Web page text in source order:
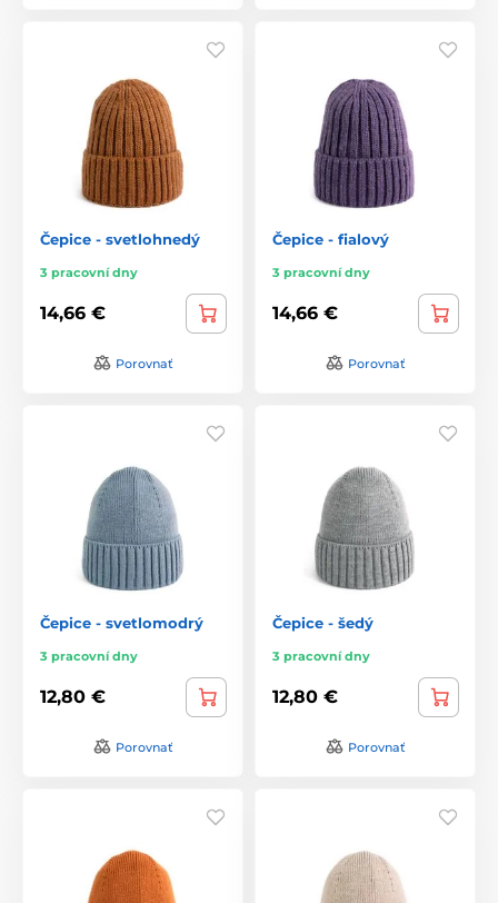
Čepice - svetlohnedý
3 pracovní dny
14,66 €
Porovnať
Čepice - fialový
3 pracovní dny
14,66 €
Porovnať
Čepice - svetlomodrý
3 pracovní dny
12,80 €
Porovnať
Čepice - šedý
3 pracovní dny
12,80 €
Porovnať